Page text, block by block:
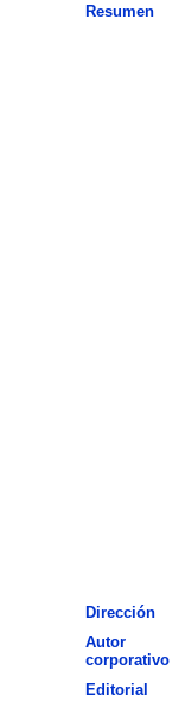
Resumen
Dirección
Autor
corporativo
Editorial